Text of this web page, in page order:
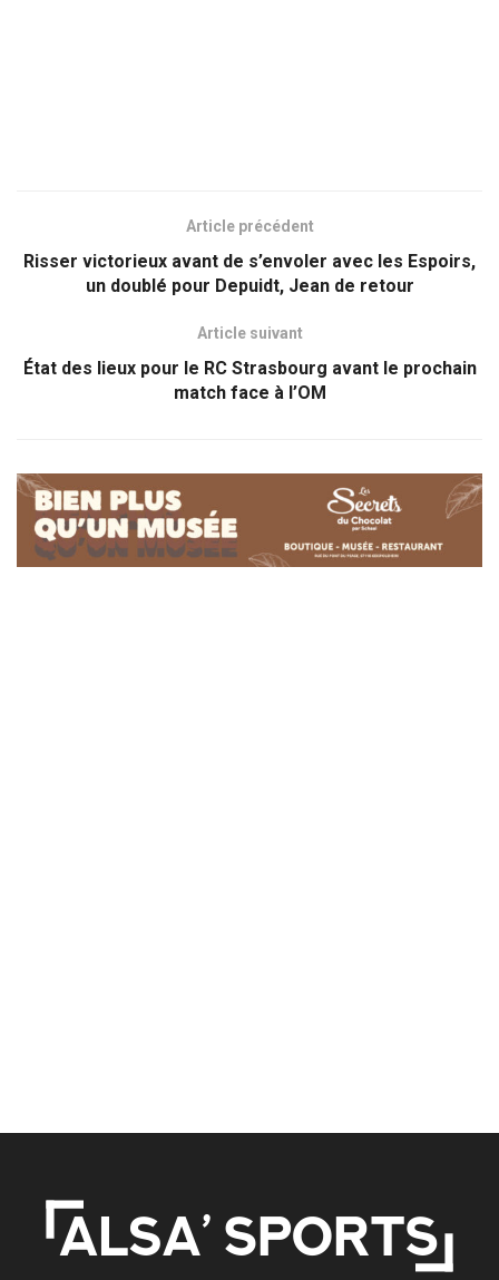
Article précédent
Risser victorieux avant de s’envoler avec les Espoirs,
un doublé pour Depuidt, Jean de retour
Article suivant
État des lieux pour le RC Strasbourg avant le prochain
match face à l’OM